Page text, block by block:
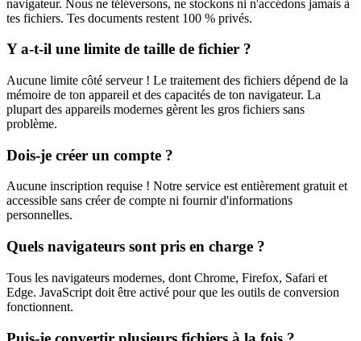
navigateur. Nous ne téléversons, ne stockons ni n'accédons jamais à
tes fichiers. Tes documents restent 100 % privés.
Y a-t-il une limite de taille de fichier ?
Aucune limite côté serveur ! Le traitement des fichiers dépend de la
mémoire de ton appareil et des capacités de ton navigateur. La
plupart des appareils modernes gèrent les gros fichiers sans
problème.
Dois-je créer un compte ?
Aucune inscription requise ! Notre service est entièrement gratuit et
accessible sans créer de compte ni fournir d'informations
personnelles.
Quels navigateurs sont pris en charge ?
Tous les navigateurs modernes, dont Chrome, Firefox, Safari et
Edge. JavaScript doit être activé pour que les outils de conversion
fonctionnent.